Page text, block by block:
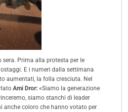
sera. Prima alla protesta per le
E i numeri dalla settimana
aumentati, la folla cresciuta. Nel
Ami Dror: «Siamo la generazione
siamo stanchi di leader
anche coloro che hanno votato per